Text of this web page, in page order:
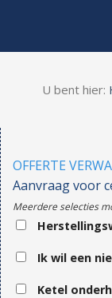
U bent hier:
OFFERTE
Aanvraag voor
Meerdere selecties
Ik wil een
Ketel